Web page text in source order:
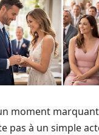
moment
pas à un simple